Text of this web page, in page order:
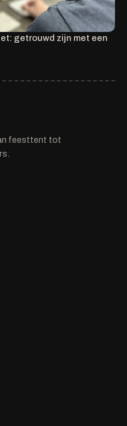
getrouwd zijn met een
feesttent tot